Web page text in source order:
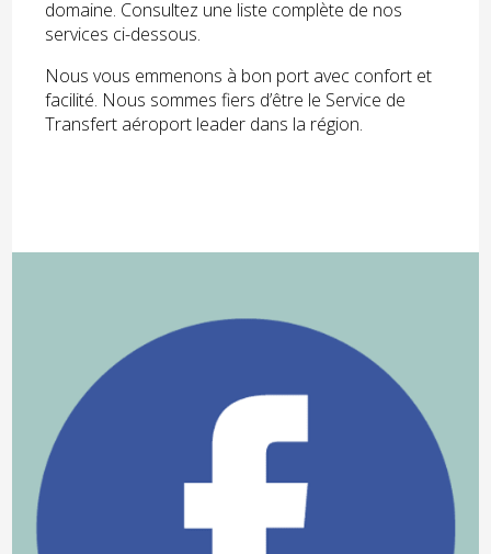
domaine. Consultez une liste complète de nos
services ci-dessous.
Nous vous emmenons à bon port avec confort et
facilité. Nous sommes fiers d’être le Service de
Transfert aéroport leader dans la région.